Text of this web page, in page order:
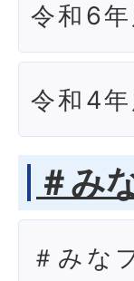
令和6年
令和4年
＃み
＃みな